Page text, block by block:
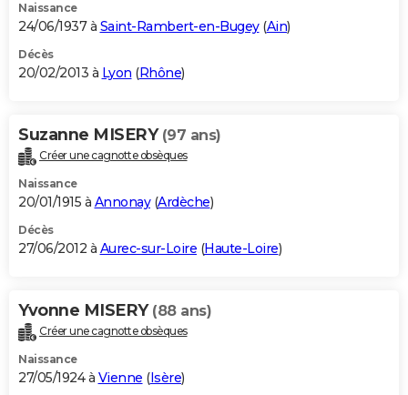
Naissance
24/06/1937 à Saint-Rambert-en-Bugey(Ain)
Décès
20/02/2013 à Lyon (Rhône)
Suzanne MISERY (97 ans)
Créer une cagnotte obsèques
Naissance
20/01/1915 à Annonay(Ardèche)
Décès
27/06/2012 à Aurec-sur-Loire (Haute-Loire)
Yvonne MISERY (88 ans)
Créer une cagnotte obsèques
Naissance
27/05/1924 à Vienne (Isère)